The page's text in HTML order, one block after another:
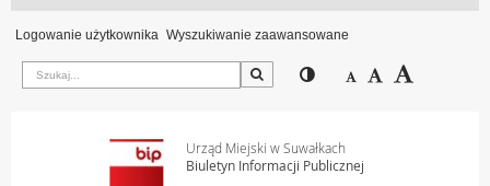
Logowanie użytkownika Wyszukiwanie zaawansowane
Szukaj Przełącz pomiędzy
Zmniejsz
Domyślny
Urząd Miejski w Suwałkach
Biuletyn Informacji Publicznej